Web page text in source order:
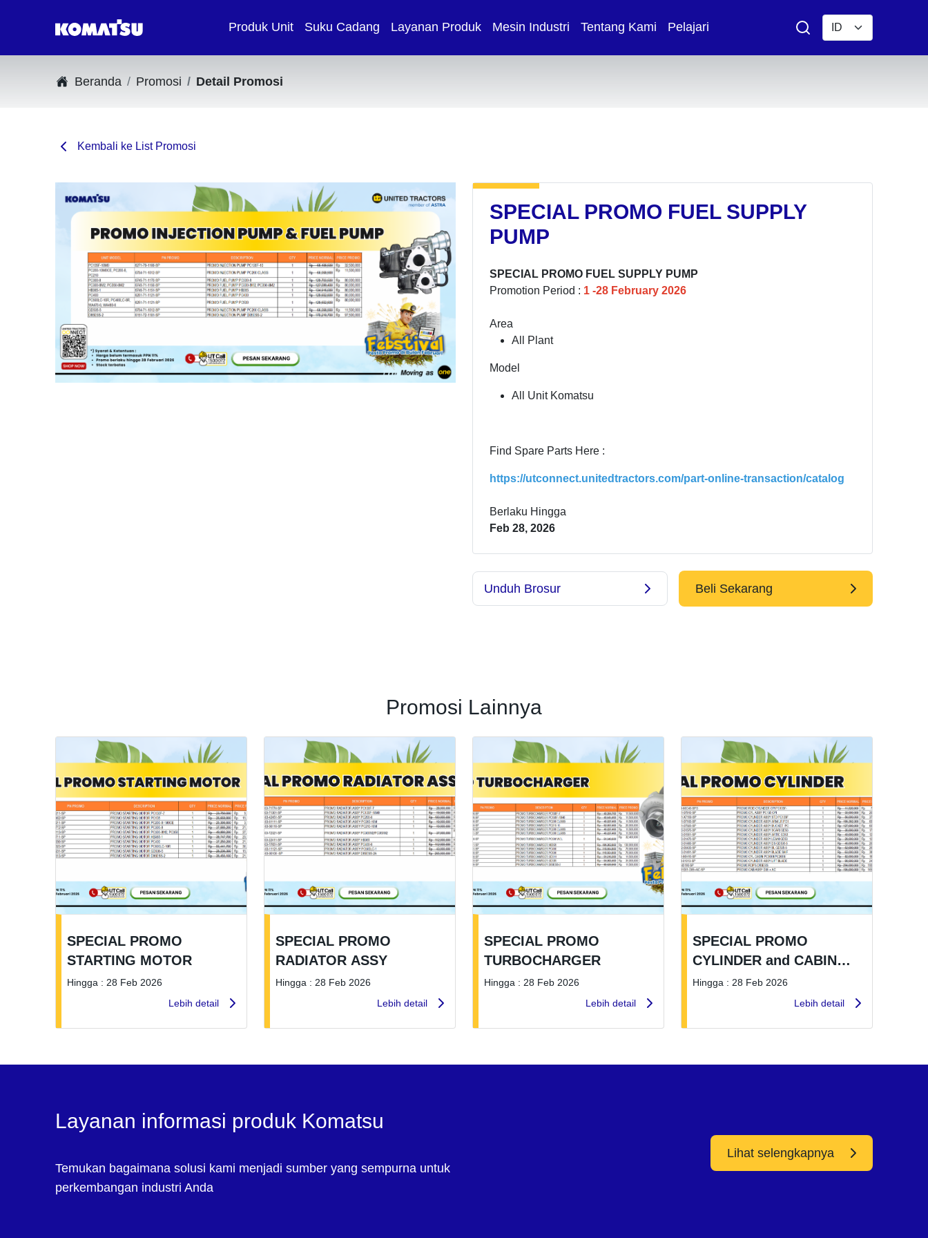
Produk Unit Suku Cadang Layanan Produk Mesin Industri Tentang Kami Pelajari
Beranda Promosi Detail Promosi
Kembali ke List Promosi
SPECIAL PROMO FUEL SUPPLY
PUMP
SPECIAL PROMO FUEL SUPPLY PUMP
Promotion Period : 1 -28 February 2026
Area
All Plant
Model
All Unit Komatsu
Find Spare Parts Here :
https://utconnect.unitedtractors.com/part-online-transaction/catalog
Berlaku Hingga
Feb 28, 2026
Unduh Brosur Beli Sekarang
Promosi Lainnya
SPECIAL PROMO
STARTING MOTOR
Hingga : 28 Feb 2026
Lebih detail
SPECIAL PROMO
RADIATOR ASSY
Hingga : 28 Feb 2026
Lebih detail
SPECIAL PROMO
TURBOCHARGER
Hingga : 28 Feb 2026
Lebih detail
SPECIAL PROMO
CYLINDER and CABIN
ASSY
Hingga : 28 Feb 2026
Lebih detail
Layanan informasi produk Komatsu
Temukan bagaimana solusi kami menjadi sumber yang sempurna untuk
perkembangan industri Anda
Lihat selengkapnya